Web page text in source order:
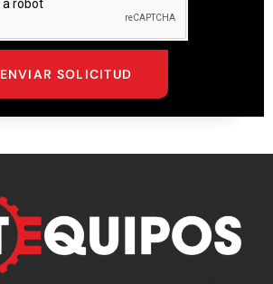
ENVIAR SOLICITUD